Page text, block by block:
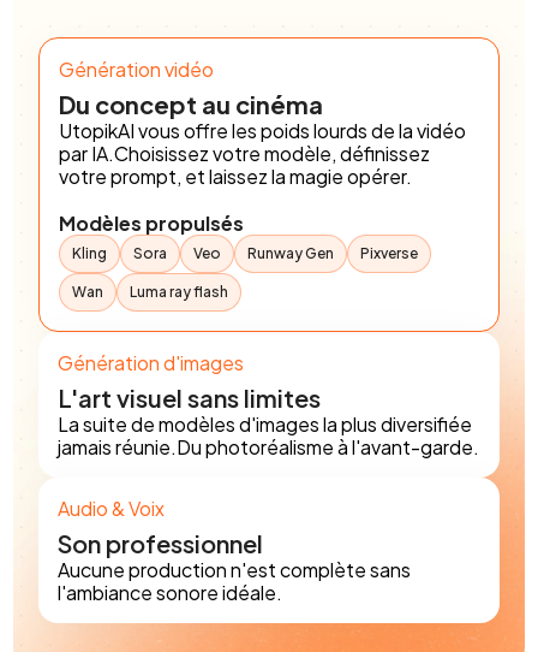
Génération vidéo
Du concept au cinéma
UtopikAI vous offre les poids lourds de la vidéo
par IA.Choisissez votre modèle, définissez
votre prompt, et laissez la magie opérer.
Modèles propulsés
Kling Sora Veo Runway Gen Pixverse
Wan Luma ray flash
Génération d'images
L'art visuel sans limites
La suite de modèles d'images la plus diversifiée
jamais réunie.Du photoréalisme à l'avant-garde.
Seedream Z Image Turbo GPT image
Recraft SVG Ideagram Turbo
Cartoonify Iconic Location
Audio & Voix
Son professionnel
Aucune production n'est complète sans
l'ambiance sonore idéale.